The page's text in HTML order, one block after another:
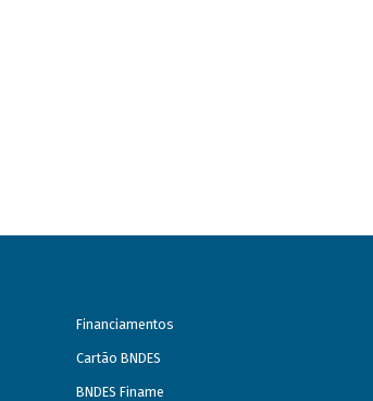
Financiamentos
Cartão BNDES
BNDES Finame